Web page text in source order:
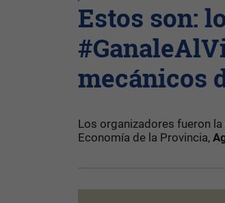
Estos son:
mecánicos
Los organizadores fueron
Economía de la Provincia,